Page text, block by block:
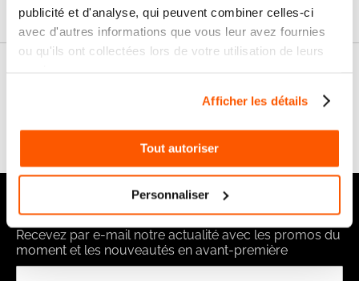
publicité et d'analyse, qui peuvent combiner celles-ci
avec d'autres informations que vous leur avez fournies
ou qu'ils ont collectées lors de votre utilisation de leurs
Afficher les détails
Tout autoriser
Personnaliser
Notre newsletter
Recevez par e-mail notre actualité avec les promos du
moment et les nouveautés en avant-première